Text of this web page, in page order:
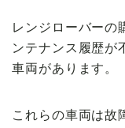
レンジローバーの
ンテナンス履歴が
車両があります。
これらの車両は故